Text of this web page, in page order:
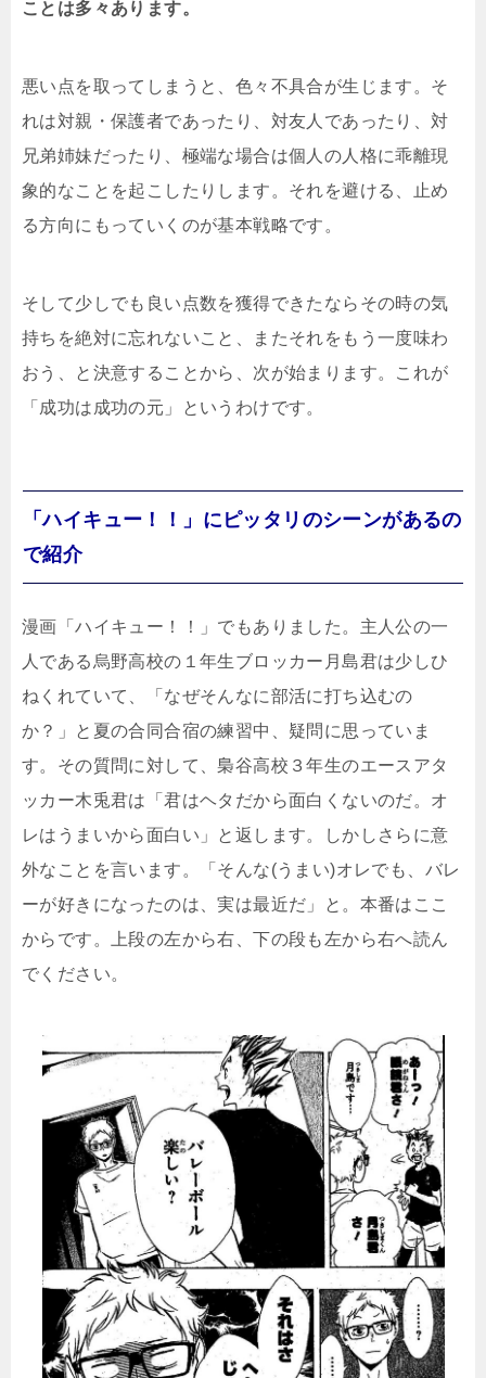
ことは多々あります。
悪い点を取ってしまうと、色々不具合が生じます。そ
れは対親・保護者であったり、対友人であったり、対
兄弟姉妹だったり、極端な場合は個人の人格に乖離現
象的なことを起こしたりします。それを避ける、止め
る方向にもっていくのが基本戦略です。
そして少しでも良い点数を獲得できたならその時の気
持ちを絶対に忘れないこと、またそれをもう一度味わ
おう、と決意することから、次が始まります。これが
「成功は成功の元」というわけです。
「ハイキュー！！」にピッタリのシーンがあるの
で紹介
漫画「ハイキュー！！」でもありました。主人公の一
人である烏野高校の１年生ブロッカー月島君は少しひ
ねくれていて、「なぜそんなに部活に打ち込むの
か？」と夏の合同合宿の練習中、疑問に思っていま
す。その質問に対して、梟谷高校３年生のエースアタ
ッカー木兎君は「君はヘタだから面白くないのだ。オ
レはうまいから面白い」と返します。しかしさらに意
外なことを言います。「そんな(うまい)オレでも、バレ
ーが好きになったのは、実は最近だ」と。本番はここ
からです。上段の左から右、下の段も左から右へ読ん
でください。